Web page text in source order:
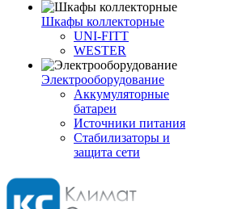
Шкафы коллекторные
UNI-FITT
WESTER
Электрооборудование
Аккумуляторные
батареи
Источники питания
Стабилизаторы и
защита сети